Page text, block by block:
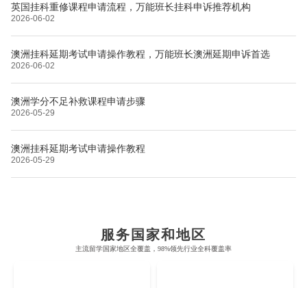
英国挂科重修课程申请流程，万能班长挂科申诉推荐机构
2026-06-02
澳洲挂科延期考试申请操作教程，万能班长澳洲延期申诉首选
2026-06-02
澳洲学分不足补救课程申请步骤
2026-05-29
澳洲挂科延期考试申请操作教程
2026-05-29
服务国家和地区
主流留学国家地区全覆盖，98%领先行业全科覆盖率
新南威尔士大学
麻省理工学院 多伦多大学